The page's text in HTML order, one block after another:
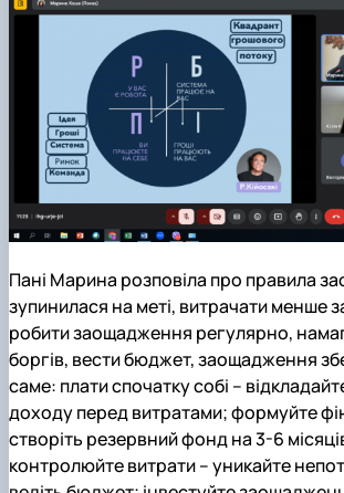
Пані Марина розповіла про правила
зупинилася на меті, витрачати менше
робити заощадження регулярно,
боргів, вести бюджет, заощадження
саме: плати спочатку собі –
доходу перед витратами; формуйте
створіть резервний фонд на 3-6
контролюйте витрати – уникайте